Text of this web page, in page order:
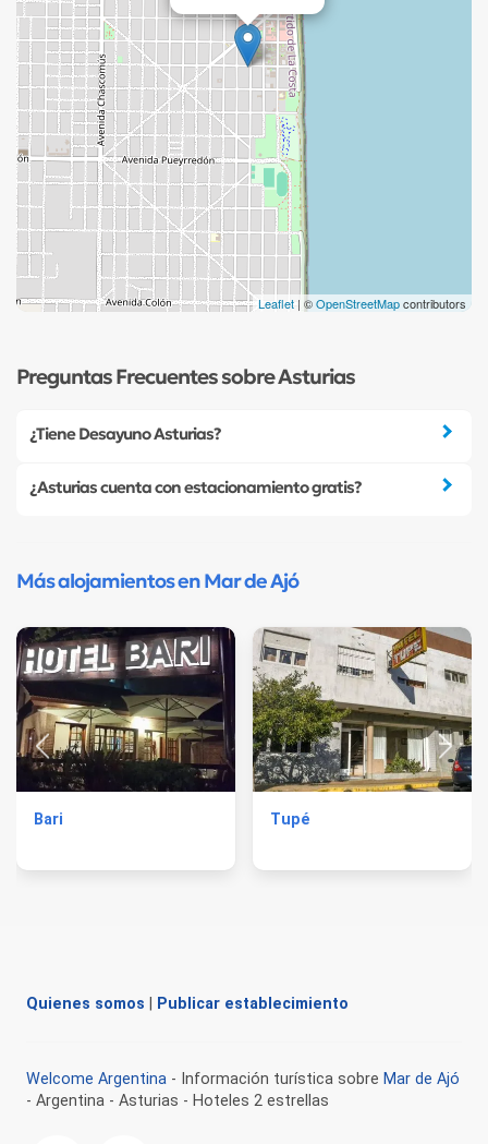
Leaflet | ©OpenStreetMapcontributors
Preguntas Frecuentes sobre Asturias
¿Tiene Desayuno Asturias?
¿Asturias cuenta con estacionamiento gratis?
Más alojamientos en Mar de Ajó
Bari Tupé
Quienes somos Publicar establecimiento
Welcome Argentina - Información turística sobre Mar de Ajó
- Argentina - Asturias - Hoteles 2 estrellas